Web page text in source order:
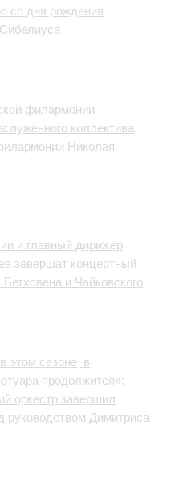
со дня рождения
филармонии
коллектива
Николая
и главный дирижер
завершат концертный
и Чайковского
этом сезоне, в
продолжится»:
оркестр завершил
Димитриса